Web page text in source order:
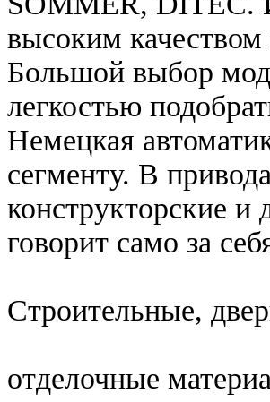
высоким качеством
Большой выбор
легкостью
Немецкая
сегменту. В
конструкторские и
говорит само за
Строительные,
отделочные